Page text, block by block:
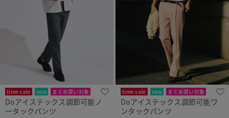
time sale new まとめ買い対象
Doアイステックス調節可能ノ
ータックパンツ
time sale new まとめ買い対象
Doアイステックス調節可能ワ
ンタックパンツ